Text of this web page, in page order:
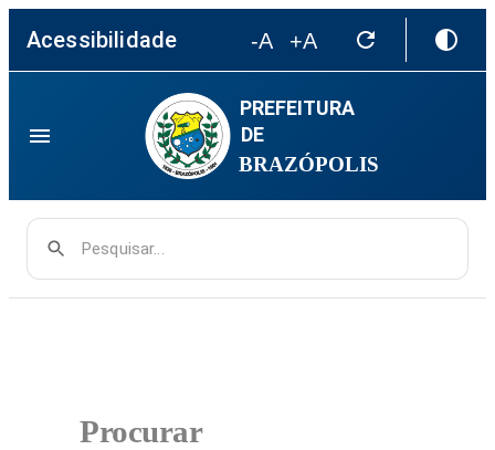
Acessibilidade -A +A
PREFEITURA
DE
BRAZÓPOLIS
Pesquisar...
Procurar